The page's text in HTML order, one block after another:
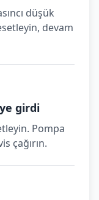
düşük
devam
girdi
Pompa
çağırın.